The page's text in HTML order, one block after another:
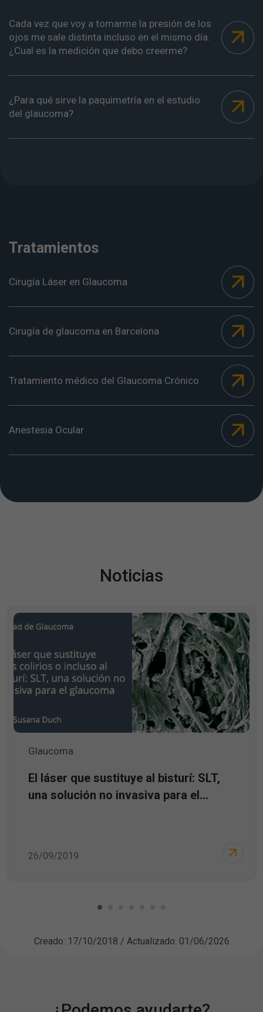
Cada vez que voy a tomarme la presión de los
ojos me sale distinta incluso en el mismo día.
¿Cual es la medición que debo creerme?
¿Para qué sirve la paquimetría en el estudio
del glaucoma?
Tratamientos
Cirugía Láser en Glaucoma
Cirugía de glaucoma en Barcelona
Tratamiento médico del Glaucoma Crónico
Anestesia Ocular
Noticias
Glaucoma
El láser que sustituye al bisturí: SLT,
una solución no invasiva para el...
26/09/2019
Creado: 17/10/2018 / Actualizado: 01/06/2026